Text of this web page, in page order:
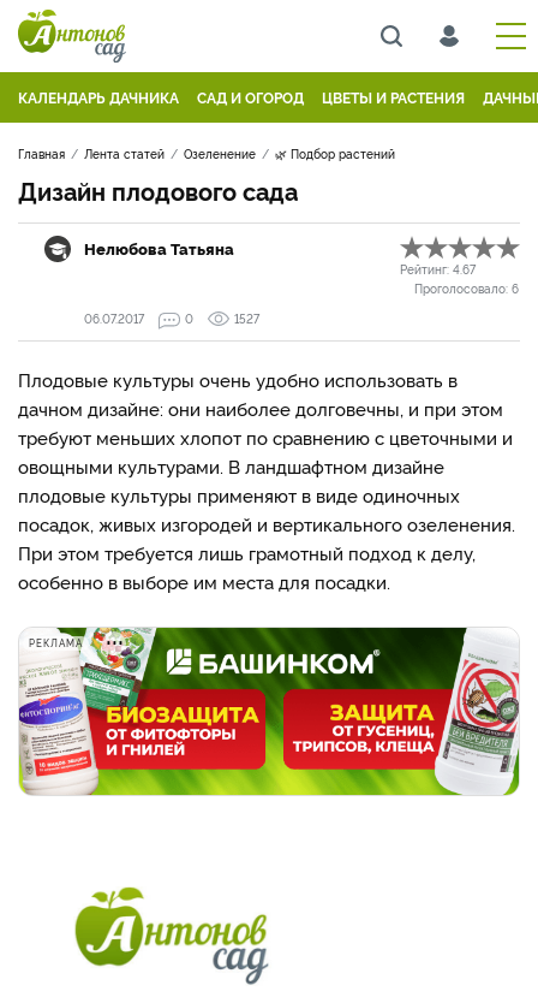
КАЛЕНДАРЬ ДАЧНИКА САД И ОГОРОД ЦВЕТЫ И РАСТЕНИЯ
Главная Лента статей Озеленение 🌿 Подбор растений
Дизайн плодового сада
Нелюбова Татьяна
Рейтинг: 4.67
Проголосовало: 6
06.07.2017
0 1527
Плодовые культуры очень удобно использовать в
дачном дизайне: они наиболее долговечны, и при этом
требуют меньших хлопот по сравнению с цветочными и
овощными культурами. В ландшафтном дизайне
плодовые культуры применяют в виде одиночных
посадок, живых изгородей и вертикального озеленения.
При этом требуется лишь грамотный подход к делу,
особенно в выборе им места для посадки.
РЕКЛАМА